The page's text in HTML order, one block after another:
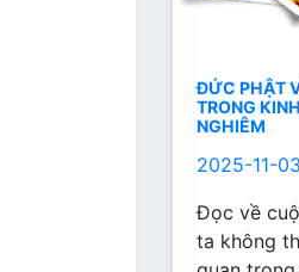
ĐỨC PHẬT
TRONG
NGHIÊM
2025-11-
Đọc về
ta không